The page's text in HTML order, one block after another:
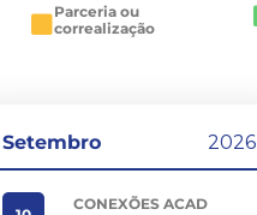
Parceria ou
correalização
Setembro 2026
CONEXÕES ACAD